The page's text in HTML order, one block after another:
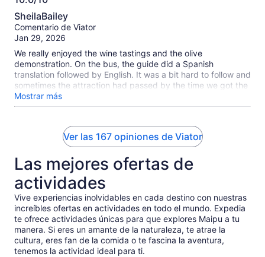
10.0
de
10
SheilaBailey
Comentario de Viator
Jan 29, 2026
We really enjoyed the wine tastings and the olive
demonstration. On the bus, the guide did a Spanish
translation followed by English. It was a bit hard to follow and
sometimes the attraction had passed by the time we got the
explanation. Overall it was a fun day and we thoroughly
enjoyed the other participants with was approximately
Mostrar más
Ver las 167 opiniones de Viator
Las mejores ofertas de
actividades
Vive experiencias inolvidables en cada destino con nuestras
increíbles ofertas en actividades en todo el mundo. Expedia
te ofrece actividades únicas para que explores Maipu a tu
manera. Si eres un amante de la naturaleza, te atrae la
cultura, eres fan de la comida o te fascina la aventura,
tenemos la actividad ideal para ti.